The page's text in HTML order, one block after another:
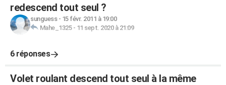
redescend tout seul ?
sunguess- 15 févr. 2011 à 19:00
Mahe_1325- 11 sept. 2020 à 21:09
6 réponses
Volet roulant descend tout seul à la même